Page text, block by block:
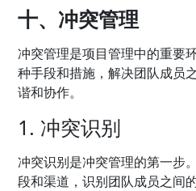
十、冲突管理
冲突管理是项目管理中的重要
种手段和措施，解决团队成员
谐和协作。
1. 冲突识别
冲突识别是冲突管理的第一步
段和渠道，识别团队成员之间